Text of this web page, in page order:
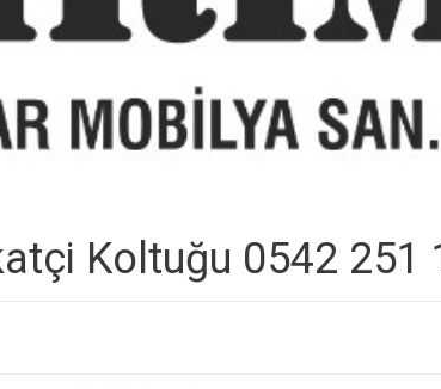
Koltuğu 0542 251